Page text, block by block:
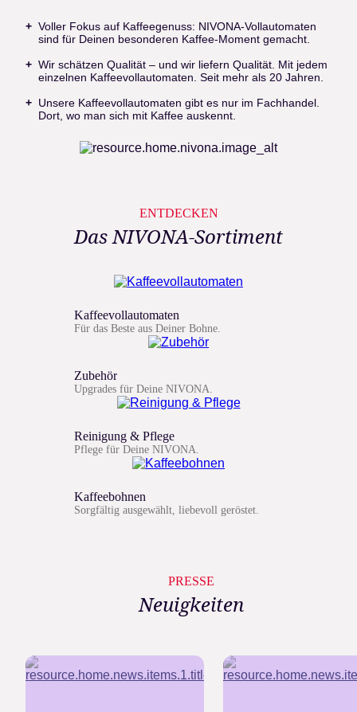
Voller Fokus auf Kaffeegenuss: NIVONA-Vollautomaten
sind für Deinen besonderen Kaffee-Moment gemacht.
Wir schätzen Qualität – und wir liefern Qualität. Mit jedem
einzelnen Kaffeevollautomaten. Seit mehr als 20 Jahren.
Unsere Kaffeevollautomaten gibt es nur im Fachhandel.
Dort, wo man sich mit Kaffee auskennt.
ENTDECKEN
Das NIVONA-Sortiment
Kaffeevollautomaten
Für das Beste aus Deiner Bohne.
Zubehör
Upgrades für Deine NIVONA.
Reinigung & Pflege
Pflege für Deine NIVONA.
Kaffeebohnen
Sorgfältig ausgewählt, liebevoll geröstet.
PRESSE
Neuigkeiten